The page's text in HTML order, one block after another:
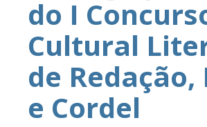
do I
Cultural
de Redação,
e Cordel